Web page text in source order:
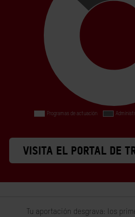
VISITA EL PORTAL DE
Tu aportación desgrava: los